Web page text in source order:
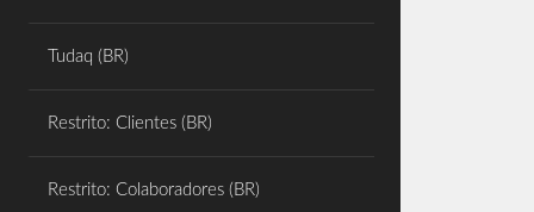
Tudaq (BR)
Restrito: Clientes (BR)
Restrito: Colaboradores (BR)